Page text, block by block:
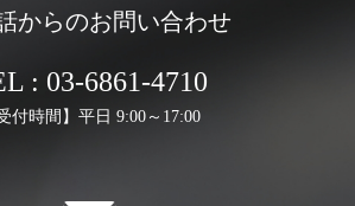
からのお問い合わせ
: 03-6861-4710
付時間】平日 9:00～17:00